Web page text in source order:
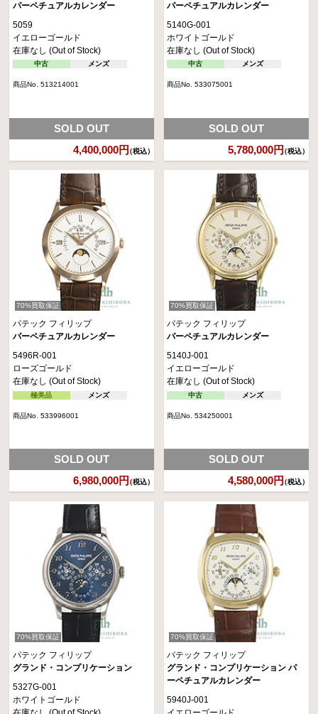
パーペチュアルカレンダー
5059
イエローゴールド
在庫なし (Out of Stock)
中古 メンズ
商品No. 513214001
4,400,000円（税込）
SOLD OUT
パーペチュアルカレンダー
5140G-001
ホワイトゴールド
在庫なし (Out of Stock)
中古 メンズ
商品No. 533075001
5,780,000円（税込）
SOLD OUT
70%買取保証
パテック フィリップ
パーペチュアルカレンダー
5496R-001
ローズゴールド
在庫なし (Out of Stock)
極美品 メンズ
商品No. 533996001
6,980,000円（税込）
SOLD OUT
70%買取保証
パテック フィリップ
パーペチュアルカレンダー
5140J-001
イエローゴールド
在庫なし (Out of Stock)
中古 メンズ
商品No. 534250001
4,580,000円（税込）
SOLD OUT
70%買取保証
パテック フィリップ
グランド・コンプリケーション
5327G-001
ホワイトゴールド
70%買取保証
パテック フィリップ
グランド・コンプリケーション パ
ーペチュアルカレンダー
5940J-001